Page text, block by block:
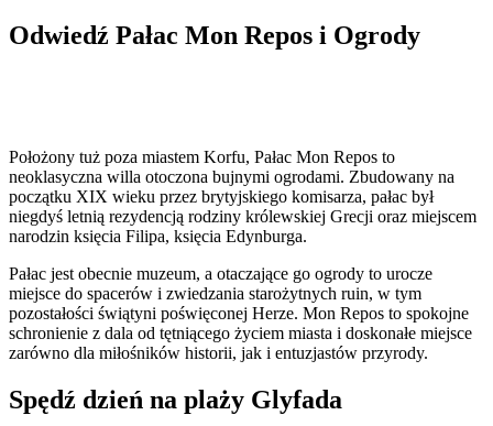
Odwiedź Pałac Mon Repos i Ogrody
Położony tuż poza miastem Korfu, Pałac Mon Repos to
neoklasyczna willa otoczona bujnymi ogrodami. Zbudowany na
początku XIX wieku przez brytyjskiego komisarza, pałac był
niegdyś letnią rezydencją rodziny królewskiej Grecji oraz miejscem
narodzin księcia Filipa, księcia Edynburga.
Pałac jest obecnie muzeum, a otaczające go ogrody to urocze
miejsce do spacerów i zwiedzania starożytnych ruin, w tym
pozostałości świątyni poświęconej Herze. Mon Repos to spokojne
schronienie z dala od tętniącego życiem miasta i doskonałe miejsce
zarówno dla miłośników historii, jak i entuzjastów przyrody.
Spędź dzień na plaży Glyfada